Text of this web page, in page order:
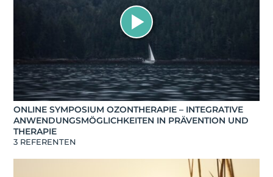
ONLINE SYMPOSIUM OZONTHERAPIE – INTEGRATIVE
ANWENDUNGSMÖGLICHKEITEN IN PRÄVENTION UND
THERAPIE
3 REFERENTEN